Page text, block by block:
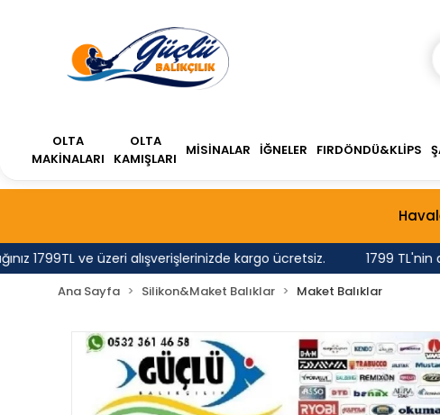
1799TL ve üzeri alışverişlerinizde kargo ücretsiz. 1799 TL'nin
OLTA
MAKİNALARI
OLTA
KAMIŞLARI
MİSİNALAR İĞNELER FIRDÖNDÜ&KLİPS
Ana Sayfa Silikon&Maket Balıklar Maket Balıklar